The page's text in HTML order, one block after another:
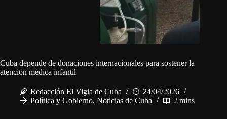
Cuba depende de donaciones internacionales para sostener la
atención médica infantil
Redacción El Vigia de Cuba
24/04/2026
Política y Gobierno, Noticias de Cuba 2 mins